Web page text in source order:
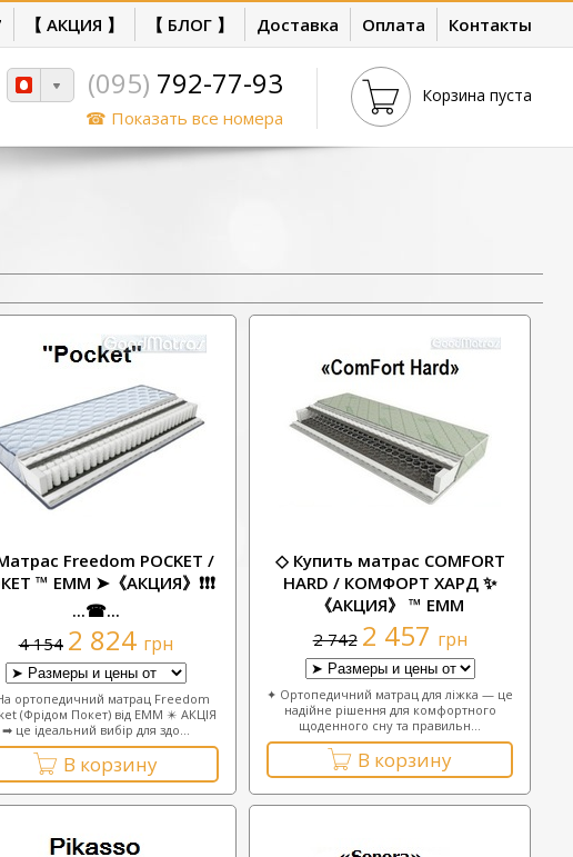
【 АКЦИЯ 】 【 БЛОГ 】 Доставка Оплата Контакты
Корзина пуста
(095) 792-77-93
☎ Показать все номера
Freedom POCKET /
™ ЕММ ➤《АКЦИЯ》❗❗❗
...☎...
4 154 2 824 грн
ортопедичний матрац Freedom
(Фрідом Покет) від ЕММ ✴️ АКЦІЯ
➡ це ідеальний вибір для здо...
В корзину
◇ Купить матрас COMFORT
HARD / КОМФОРТ ХАРД ✨
《АКЦИЯ》 ™ ЕММ
2 742 2 457 грн
✦ Ортопедичний матрац для ліжка — це
надійне рішення для комфортного
щоденного сну та правильн...
В корзину